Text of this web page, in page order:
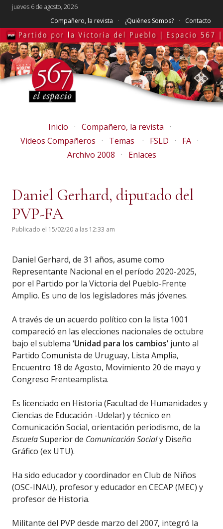
jueves 6 de agosto, 2026
Compañero, la revista
¿Quiénes Somos? Contacto
Inicio
Compañero, la revista
Videos Compañeros
Temas FSLD
FA
Archivo 2008
Enlaces
Daniel Gerhard, diputado del
PVP-FA
Publicado el 15/02/20 a las 12:33 am
Daniel Gerhard, de 31 años, asume como
Representante Nacional en el período 2020-2025,
por el Partido por la Victoria del Pueblo-Frente
Amplio. Es uno de los legisladores más jóvenes.
A través de un acuerdo político con la lista 1001
compareció en las elecciones nacionales de octubre
bajo el sublema ‘Unidad para los cambios’ junto al
Partido Comunista de Uruguay, Lista Amplia,
Encuentro 18 de Agosto, Movimiento 20 de mayo y
Congreso Frenteamplista.
Es licenciado en Historia (Facultad de Humanidades y
Ciencias de Educación -Udelar) y técnico en
Comunicación Social, orientación periodismo, de la
EscuelaSuperior de Comunicación Socialy Diseño
Gráfico (ex UTU).
Ha sido educador y coordinador en Club de Niños
(OSC-INAU), profesor y educador en CECAP (MEC) y
profesor de Historia.
Militante del PVP desde marzo del 2007, integró la